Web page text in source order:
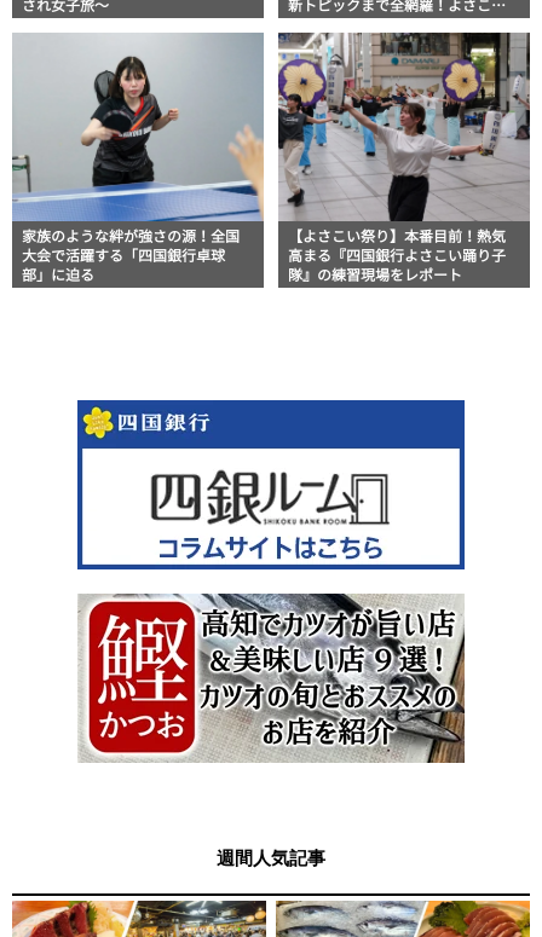
され女子旅〜
新トピックまで全網羅！よさこい
祭りを満喫できるよさこい情報完
全版
家族のような絆が強さの源！全国
大会で活躍する「四国銀行卓球
部」に迫る
【よさこい祭り】本番目前！熱気
高まる『四国銀行よさこい踊り子
隊』の練習現場をレポート
週間人気記事